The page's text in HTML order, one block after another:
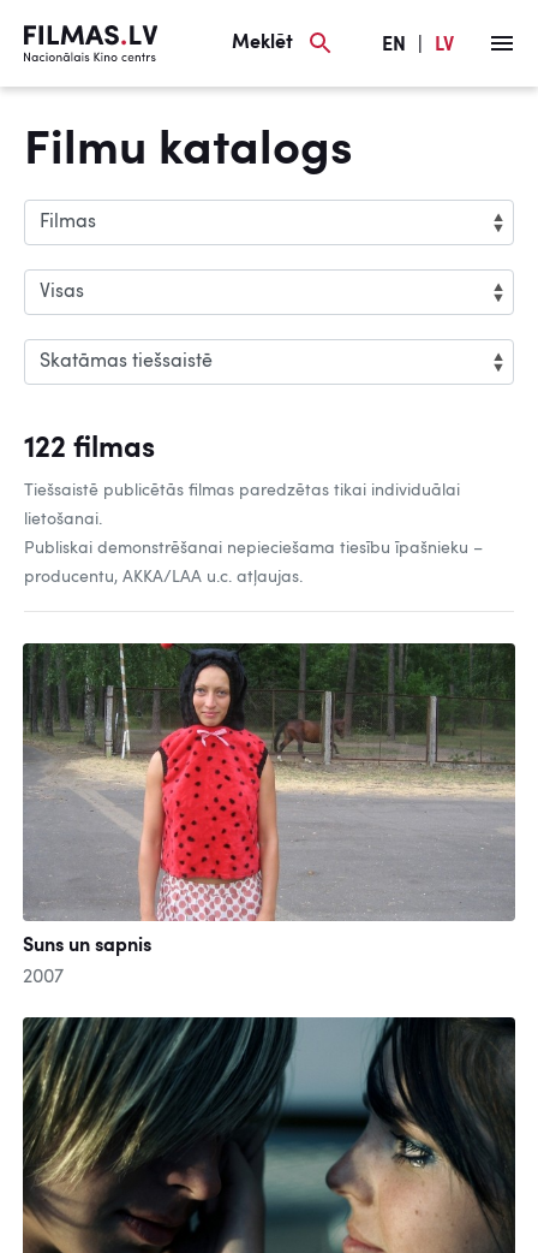
Meklēt EN LV
Filmu katalogs
122 filmas
Tiešsaistē publicētās filmas paredzētas tikai individuālai
lietošanai.
Publiskai demonstrēšanai nepieciešama tiesību īpašnieku –
producentu, AKKA/LAA u.c. atļaujas.
Suns un sapnis
2007